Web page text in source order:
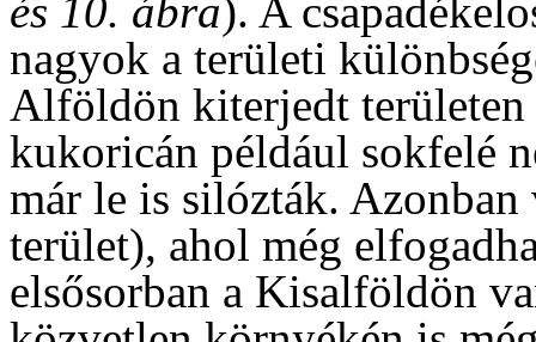
és 10. ábra). A
nagyok a területi
Alföldön kiterjedt területen
kukoricán például sokfelé
már le is silózták.
terület), ahol még
elsősorban a Kisalföldön